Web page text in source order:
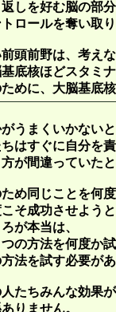
しを好む脳の部
トロールを奪い取
頭前野は、考え
底核ほどスタミ
めに、大脳基底
うまくいかない
はすぐに自分を
が間違っていた
め同じことを何
そ成功させよう
が本当は、
の方法を何度か
方法を試す必要が
たちみんな効果
りません。